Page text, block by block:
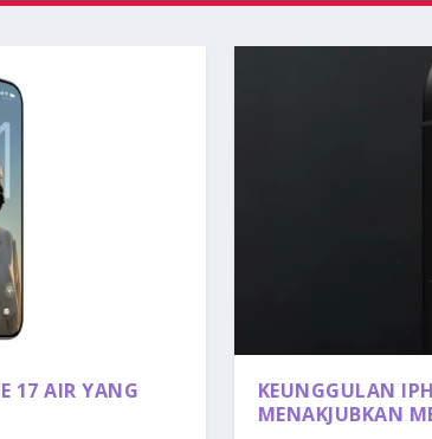
17 AIR YANG
KEUNGGULAN
MENAKJUBKAN